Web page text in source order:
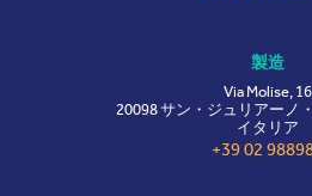
製造
Via Molise, 16
20098 サン・ジュリアーノ
イタリア
+39 02